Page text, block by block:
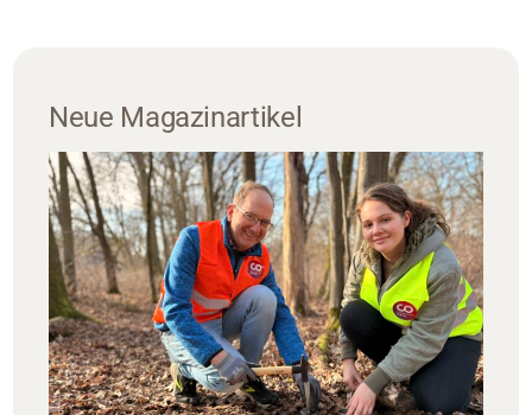
Neue Magazinartikel